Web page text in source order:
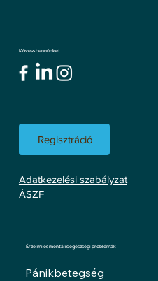
Kövess bennünket
Regisztráció
Adatkezelési szabályzat
ÁSZF
Érzelmi és mentális egészségi problémák
Pánikbetegség